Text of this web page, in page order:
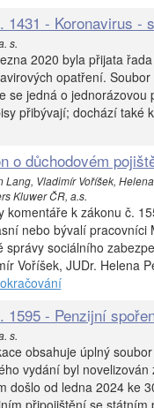
1431 - Koronavirus -
s.
2020 byla přijata
opatření.
se jedná o jednorázovou
přibývají; dochází také
o důchodovém
Lang, Vladimír Voříšek,
Kluwer ČR, a.s.
komentáře k zákonu č.
nebo bývalí pracovníci
správy sociálního
Voříšek, JUDr. Helena
1595 - Penzijní
s.
obsahuje úplný
vydání byl
došlo od ledna 2024 ke